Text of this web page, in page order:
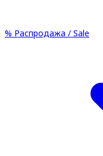
% Распродажа / Sale